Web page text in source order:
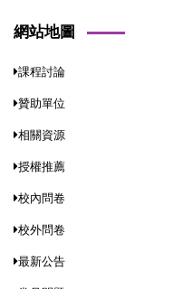
網站地圖
課程討論
贊助單位
相關資源
授權推薦
校內問卷
校外問卷
最新公告